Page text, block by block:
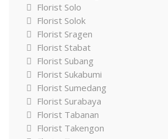
Florist Solo
Florist Solok
Florist Sragen
Florist Stabat
Florist Subang
Florist Sukabumi
Florist Sumedang
Florist Surabaya
Florist Tabanan
Florist Takengon